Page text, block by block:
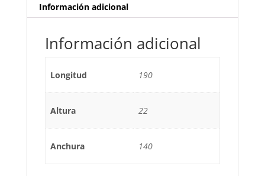
Información adicional
Información adicional
Longitud 190
Altura 22
Anchura 140